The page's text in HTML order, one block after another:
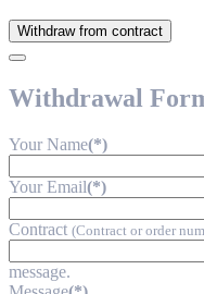
Withdraw from contract
Withdrawal
Your Name(*)
Your Email(*)
Contract (Contract or order
message.